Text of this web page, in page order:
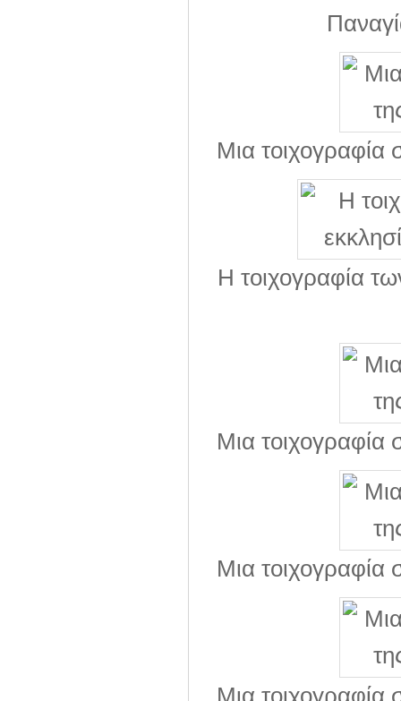
Μια τοιχογραφία
Η τοιχογραφία
Μια τοιχογραφία
Μια τοιχογραφία
Μια τοιχογραφία